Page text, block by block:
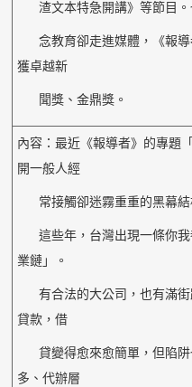
渣文本特急開講》等節目。
念教育卻走進媒體，《報導
獲卓越新
聞獎、金鼎獎。
內容：最近《報導者》的專題
開一般人經
常接觸卻迷霧重重的黑幕結
這些年，台灣出現一條你我
業鏈」。
有合法的大公司，也有滿街
貸款，借
貸變得愈來愈簡單，但陷阱
多、代辦層